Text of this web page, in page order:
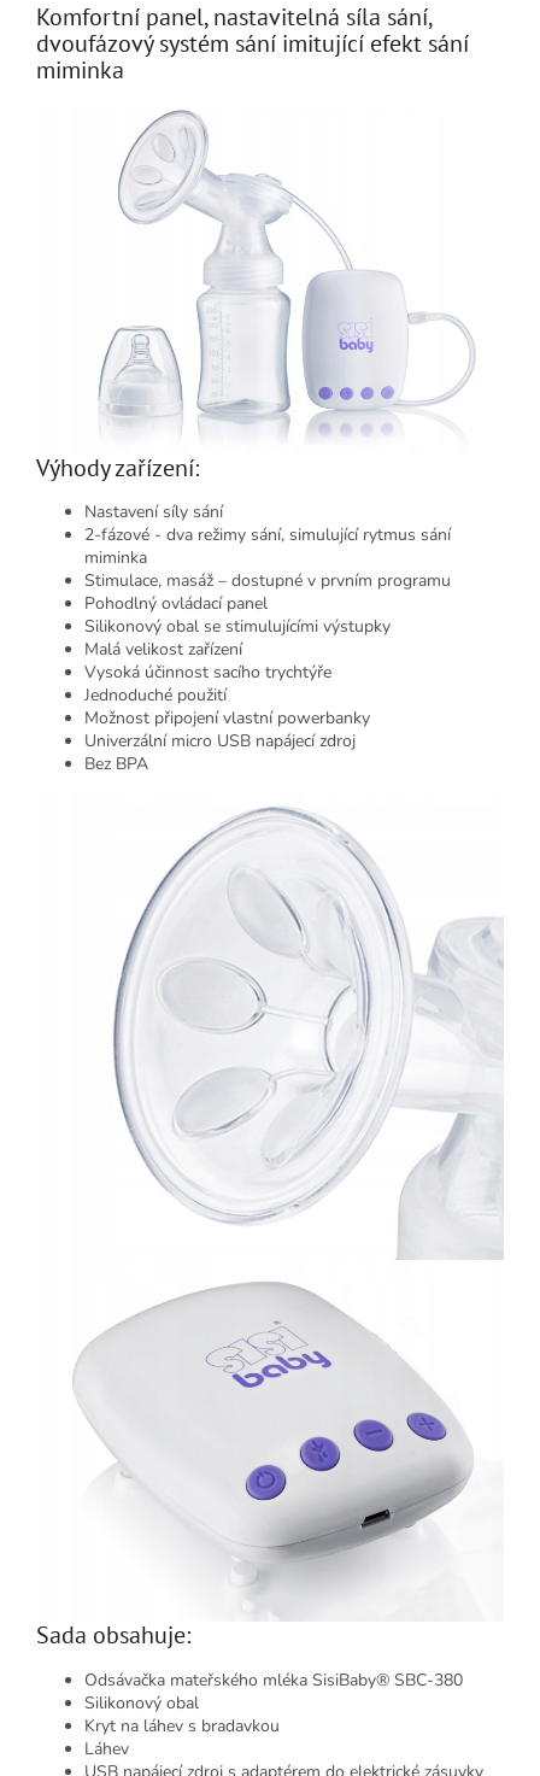
Komfortní panel, nastavitelná síla sání,
dvoufázový systém sání imitující efekt sání
miminka
Výhody zařízení:
Nastavení síly sání
2-fázové - dva režimy sání, simulující rytmus sání
miminka
Stimulace, masáž – dostupné v prvním programu
Pohodlný ovládací panel
Silikonový obal se stimulujícími výstupky
Malá velikost zařízení
Vysoká účinnost sacího trychtýře
Jednoduché použití
Možnost připojení vlastní powerbanky
Univerzální micro USB napájecí zdroj
Bez BPA
Sada obsahuje:
Odsávačka mateřského mléka SisiBaby® SBC-380
Silikonový obal
Kryt na láhev s bradavkou
Láhev